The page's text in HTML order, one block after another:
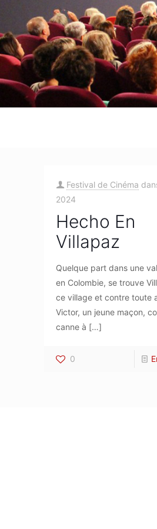
Festival de Cinéma
2024
Hecho En
Villapaz
Quelque part dans une
en Colombie, se trouve
ce village et contre toute
Victor, un jeune maçon,
canne à […]
0